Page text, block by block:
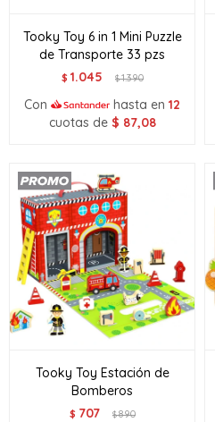
Tooky Toy 6 in 1 Mini Puzzle
de Transporte 33 pzs
$ 1.045 $1.390
Con hasta en 12
cuotas de $ 87,08
Tooky Toy Estación de
Bomberos
$ 707 $890